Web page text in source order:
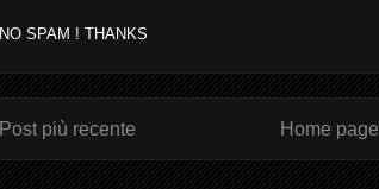
NO SPAM ! THANKS
Post più recente Home page